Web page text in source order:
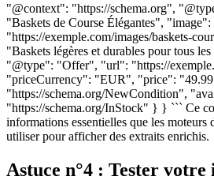
"@context": "https://schema.org",
"Baskets de Course Élégantes", "image":
"https://exemple.com/images/baskets-
"Baskets légères et durables pour tous
"@type": "Offer", "url": "https://
"priceCurrency": "EUR", "price":
"https://schema.org/NewCondition",
"https://schema.org/InStock" } } ``` Ce
informations essentielles que les moteurs
utiliser pour afficher des extraits enrichis.
Astuce n°4 : Tester